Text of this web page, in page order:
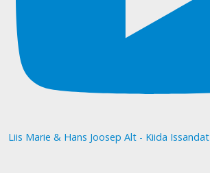
Liis Marie & Hans Joosep Alt - Kiida Issandat